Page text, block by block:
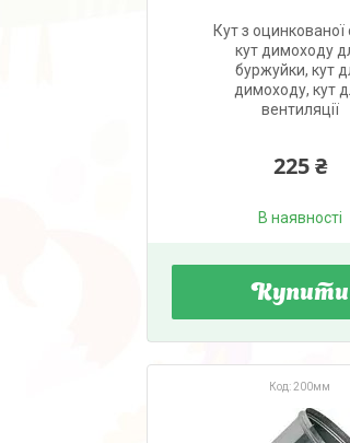
Кут з оцинкованої
кут димоходу
буржуйки, кут
димоходу, кут
вентиляції
225 ₴
В наявності
Купити
200мм